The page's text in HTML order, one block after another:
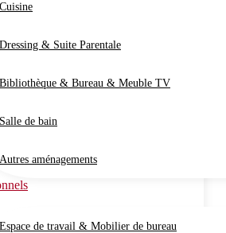
Cuisine
Dressing & Suite Parentale
Bibliothèque & Bureau & Meuble TV
Salle de bain
Autres aménagements
Espace de travail & Mobilier de bureau